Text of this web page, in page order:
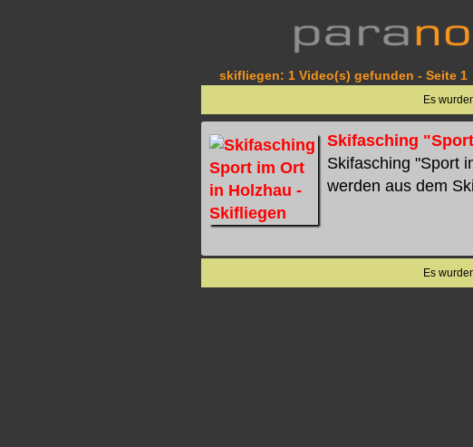
skifliegen: 1 Video(s) gefunden - Seite 1
Es
Skifasching
Skifasching "Sport
werden aus dem
Es